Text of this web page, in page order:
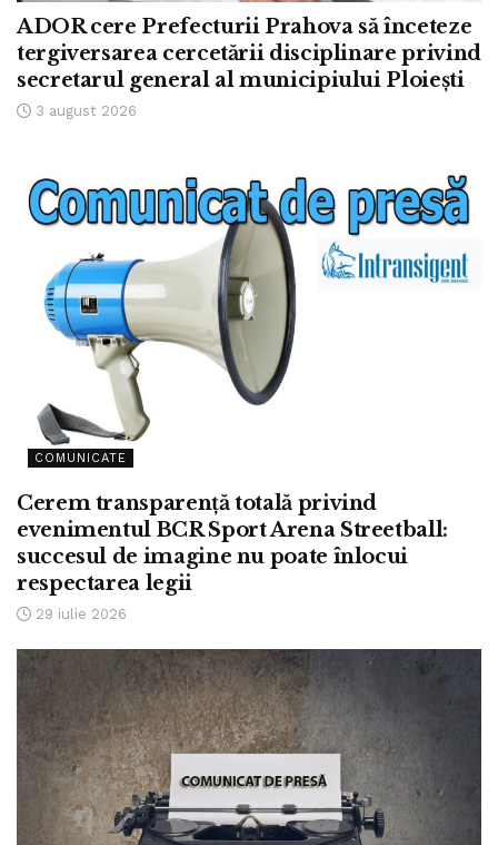
ADOR cere Prefecturii Prahova să înceteze
tergiversarea cercetării disciplinare privind
secretarul general al municipiului Ploiești
3 august 2026
COMUNICATE
Cerem transparență totală privind
evenimentul BCR Sport Arena Streetball:
succesul de imagine nu poate înlocui
respectarea legii
29 iulie 2026